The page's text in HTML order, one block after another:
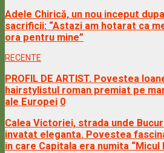
Adele Chirică, un nou inceput
sacrificii: “Astazi am hotarat ca
ora pentru mine”
RECENTE
PROFIL DE ARTIST. Povestea
hairstylistul roman premiat pe
ale Europei 0
Calea Victoriei, strada unde
invatat eleganta. Povestea
in care Capitala era numita “Micul